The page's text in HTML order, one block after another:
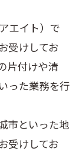
エイト）で
受けしてお
片付けや清
った業務を行
市といった地
受けしてお